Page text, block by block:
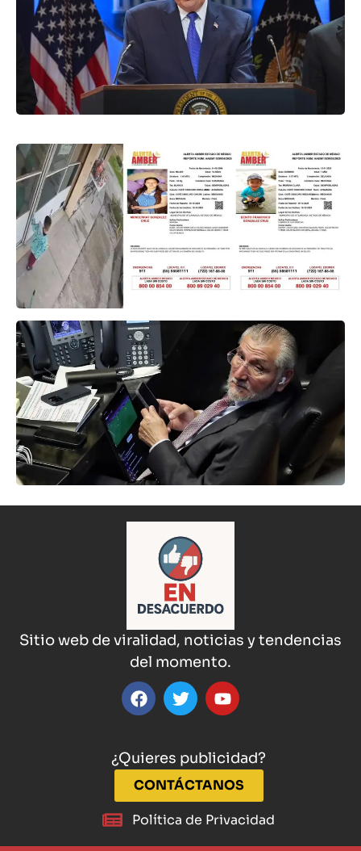
¿Quieres publicidad?
CONTÁCTANOS
Política de Privacidad
Sitio web de viralidad, noticias y tendencias
del momento.